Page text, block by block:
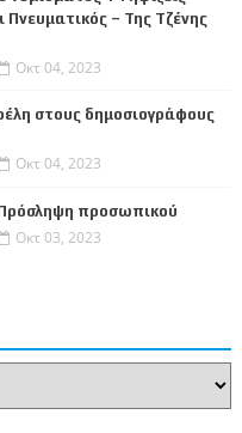
Πνευματικός – Της Τζένης
Οκτ 04, 2023
στους δημοσιογράφους
Οκτ 04, 2023
προσωπικού
Οκτ 03, 2023